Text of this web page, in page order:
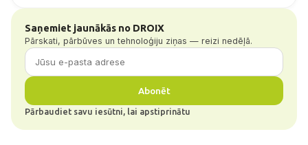
Saņemiet jaunākās no DROIX
Pārskati, pārbūves un tehnoloģiju ziņas — reizi nedēļā.
Abonēt
Pārbaudiet savu iesūtni, lai apstiprinātu